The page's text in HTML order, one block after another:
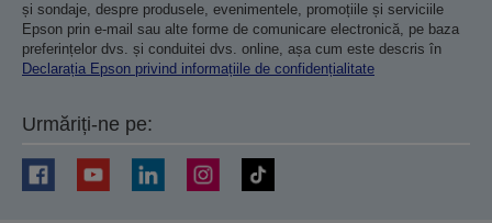
și sondaje, despre produsele, evenimentele, promoțiile și serviciile
Epson prin e-mail sau alte forme de comunicare electronică, pe baza
preferințelor dvs. și conduitei dvs. online, așa cum este descris în
Declarația Epson privind informațiile de confidențialitate
Urmăriți-ne pe: